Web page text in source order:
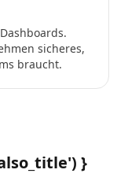
sicheres,
braucht.
}